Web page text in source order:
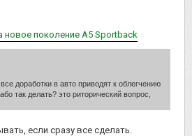
новое поколение A5 Sportback
доработки в авто приводят к облегчению
так делать? это риторический вопрос,
если сразу все сделать.